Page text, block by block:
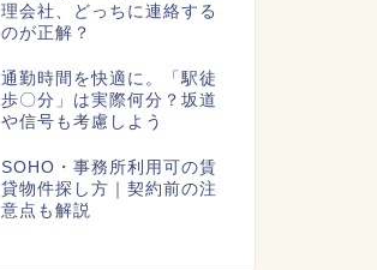
理会社、どっちに連絡する
のが正解？
通勤時間を快適に。「駅徒
歩〇分」は実際何分？坂道
や信号も考慮しよう
SOHO・事務所利用可の賃
貸物件探し方｜契約前の注
意点も解説